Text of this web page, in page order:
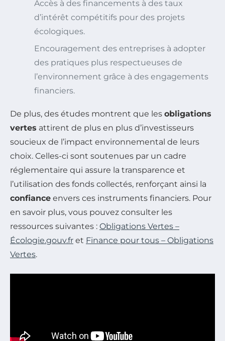
Accès à des financements à des taux
d’intérêt compétitifs pour des projets
écologiques.
Encouragement des entreprises à adopter
des pratiques plus respectueuses de
l’environnement grâce à des engagements
financiers.
De plus, des études montrent que les obligations
vertes attirent de plus en plus d’investisseurs
soucieux de l’impact environnemental de leurs
choix. Celles-ci sont soutenues par un cadre
réglementaire qui assure la transparence et
l’utilisation des fonds collectés, renforçant ainsi la
confiance envers ces instruments financiers. Pour
en savoir plus, vous pouvez consulter les
ressources suivantes : Obligations Vertes –
Écologie.gouv.fr et Finance pour tous – Obligations
Vertes.